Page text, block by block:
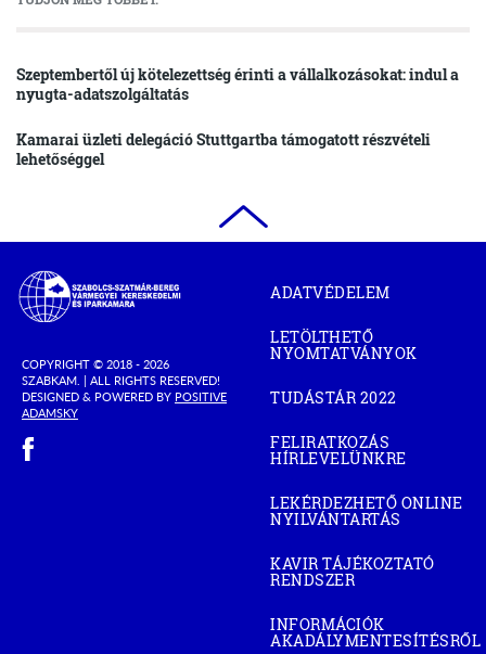
Szeptembertől új kötelezettség érinti a vállalkozásokat: indul a
nyugta-adatszolgáltatás
Kamarai üzleti delegáció Stuttgartba támogatott részvételi
lehetőséggel
Szabolcs-
Szatmár-
Bereg
Kereskedelmi
és
Iparkamara
COPYRIGHT © 2018 - 2026
SZABKAM. | ALL RIGHTS RESERVED!
DESIGNED & POWERED BY POSITIVE
ADAMSKY(OPEN
ADATVÉDELEM
LETÖLTHETŐ
NYOMTATVÁNYOK
TUDÁSTÁR 2022(OPEN
WINDOW)
FELIRATKOZÁS
HÍRLEVELÜNKRE
LEKÉRDEZHETŐ ONLINE
NYILVÁNTARTÁS
NEW
WINDOW)
KAVIR TÁJÉKOZTATÓ
RENDSZER(OPEN
NEW
WINDOW)
INFORMÁCIÓK
AKADÁLYMENTESÍTÉSRŐL